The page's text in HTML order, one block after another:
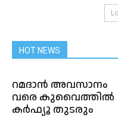
HOT NEWS
റമദാൻ അവസാനം
വരെ കുവൈത്തിൽ
കർഫ്യൂ തുടരും